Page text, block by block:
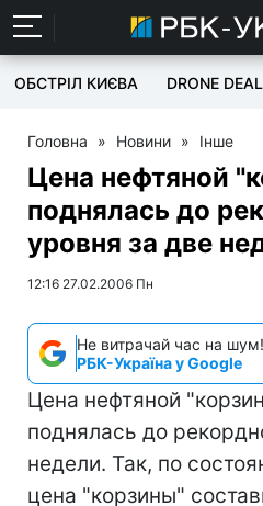
ОБСТРІЛ КИЄВА DRONE
Головна » Новини » Інше
Цена нефтяной
поднялась до
уровня за две
12:16 27.02.2006 Пн
Не витрачай час на шум!
РБК-Україна у Google
Цена нефтяной
поднялась до
недели. Так, по
цена "корзины"